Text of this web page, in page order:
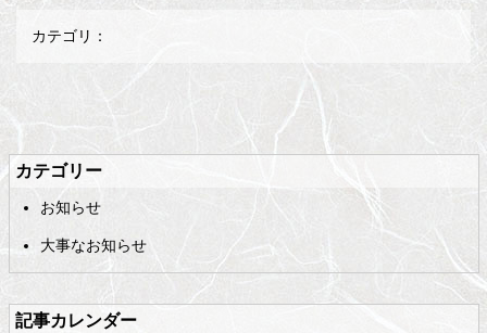
カテゴリ：
ン
ン
ツ
の
先
ジ
へ
戻
る
カテゴリー
お知らせ
大事なお知らせ
記事カレンダー